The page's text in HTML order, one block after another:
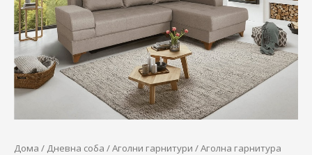
Дома / Дневна соба /Аголни гарнитури / Аголна гарнитура